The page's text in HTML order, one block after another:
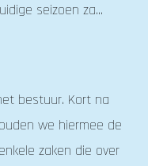
seizoen za...
bestuur. Kort na
we hiermee de
zaken die over